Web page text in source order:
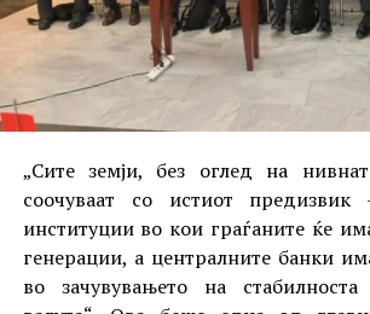
„Сите земји, без оглед на
соочуваат со истиот
институции во кои граѓаните ќе
генерации, а централните банки
во зачувувањето на